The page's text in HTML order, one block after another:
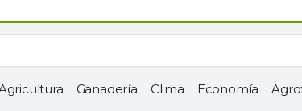
Ganadería Clima Economía